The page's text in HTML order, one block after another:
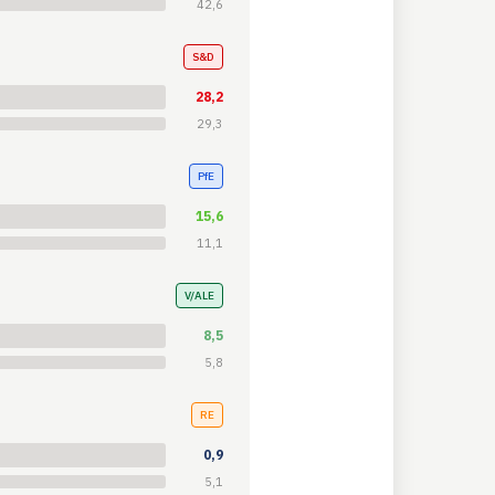
42,6
S&D
28,2
29,3
PfE
15,6
11,1
V/ALE
8,5
5,8
RE
0,9
5,1